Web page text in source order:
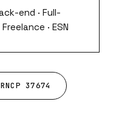
end · Full-
· ESN
37674